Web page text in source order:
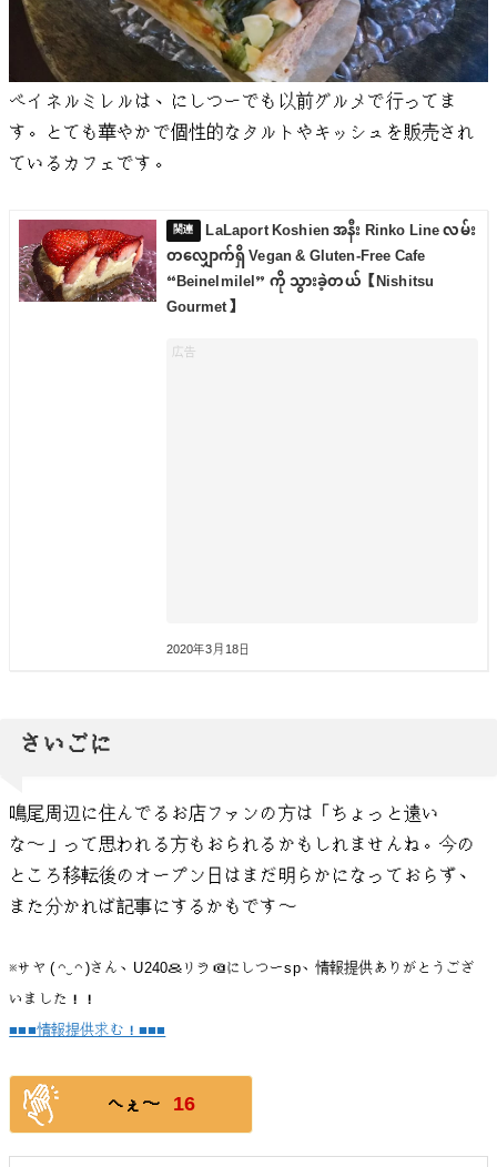
ベイネルミレルは、にしつーでも以前グルメで行ってま
す。とても華やかで個性的なタルトやキッシュを販売され
ているカフェです。
LaLaport Koshien အနီး Rinko Line လမ်း
တလျှောက်ရှိ Vegan & Gluten-Free Cafe
“Beinelmilel” ကို သွားခဲ့တယ်【Nishitsu
Gourmet】
2020年3月18日
さいごに
鳴尾周辺に住んでるお店ファンの方は「ちょっと遠い
な〜」って思われる方もおられるかもしれませんね。今の
ところ移転後のオープン日はまだ明らかになっておらず、
また分かれば記事にするかもです〜
※サヤ ( ◠‿◠ )さん、U240＆リラ＠にしつーsp、情報提供ありがとうござ
いました！！
■■■情報提供求む！■■■
へぇ〜 16